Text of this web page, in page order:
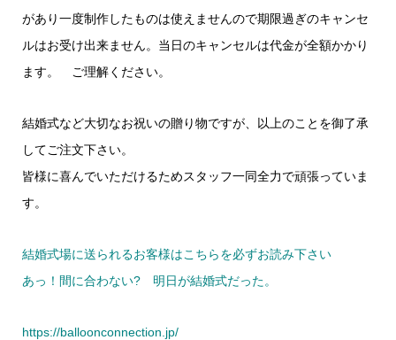
があり一度制作したものは使えませんので期限過ぎのキャンセ
ルはお受け出来ません。当日のキャンセルは代金が全額かかり
ます。 ご理解ください。
結婚式など大切なお祝いの贈り物ですが、以上のことを御了承
してご注文下さい。
皆様に喜んでいただけるためスタッフ一同全力で頑張っていま
す。
結婚式場に送られるお客様はこちらを必ずお読み下さい
あっ！間に合わない? 明日が結婚式だった。
https://balloonconnection.jp/